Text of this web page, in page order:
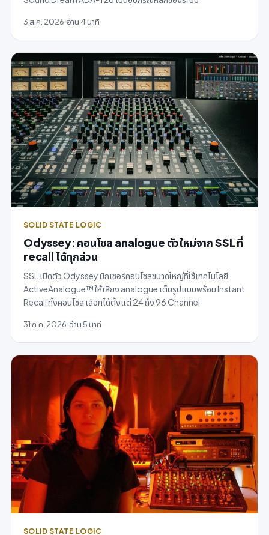
3 ส.ค. 2026 อ่าน 4 นาที
SOLID STATE LOGIC
Odyssey: คอนโซล analogue ตัวใหม่จาก SSL ที่
recall ได้ทุกส่วน
SSL เปิดตัว Odyssey มิกเซอร์คอนโซลขนาดใหญ่ที่ใช้เทคโนโลยี
ActiveAnalogue™ ให้เสียง analogue เต็มรูปแบบพร้อม Instant
Recall ทั้งคอนโซล เลือกได้ตั้งแต่ 24 ถึง 96 Channel
31 ก.ค. 2026 อ่าน 5 นาที
SOLID STATE LOGIC